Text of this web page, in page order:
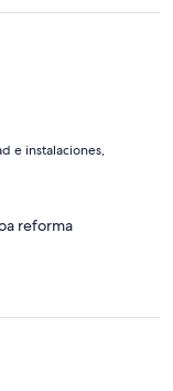
e instalaciones,
reforma